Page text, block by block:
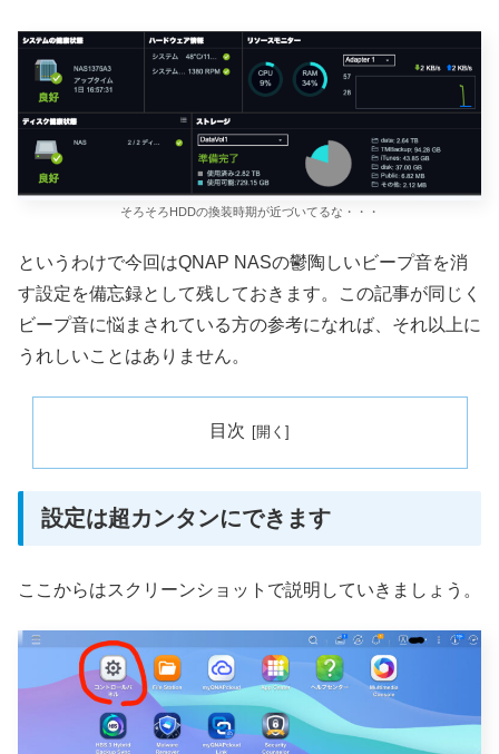
そろそろHDDの換装時期が近づいてるな・・・
というわけで今回はQNAP NASの鬱陶しいビープ音を消
す設定を備忘録として残しておきます。この記事が同じく
ビープ音に悩まされている方の参考になれば、それ以上に
うれしいことはありません。
目次
設定は超カンタンにできます
ここからはスクリーンショットで説明していきましょう。